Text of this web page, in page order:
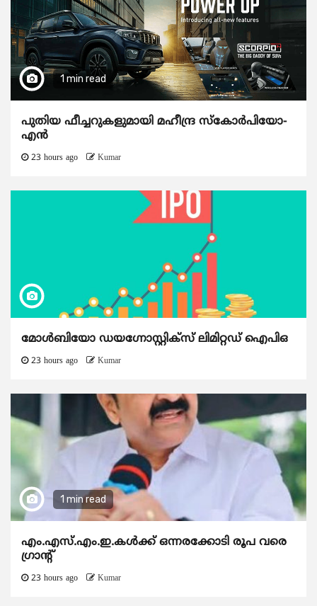
1 min read
പുതിയ ഫീച്ചറുകളുമായി മഹീന്ദ്ര സ്കോർപിയോ-
എൻ
23 hours ago Kumar
മോൾബിയോ ഡയഗ്നോസ്റ്റിക്സ് ലിമിറ്റഡ് ഐപിഒ
23 hours ago Kumar
1 min read
എം.എസ്.എം.ഇ.കൾക്ക് ഒന്നരക്കോടി രൂപ വരെ
ഗ്രാന്റ്
23 hours ago Kumar